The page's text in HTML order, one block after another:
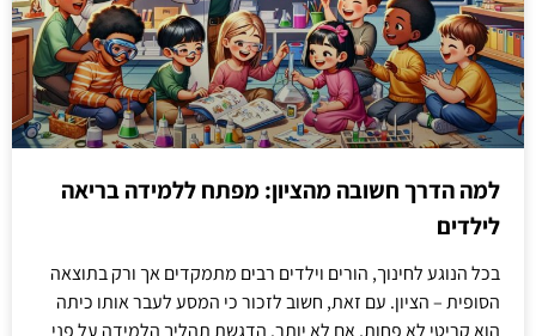
למה הדרך חשובה מהציון: מפתח ללמידה בריאה
לילדים
בכל הנוגע לחינוך, הורים וילדים רבים מתמקדים אך ורק בתוצאה
הסופית – הציון. עם זאת, חשוב לזכור כי המסע לעבר אותו כיתה
הוא קריטי לא פחות, אם לא יותר. הדגשת תהליך הלמידה על פני